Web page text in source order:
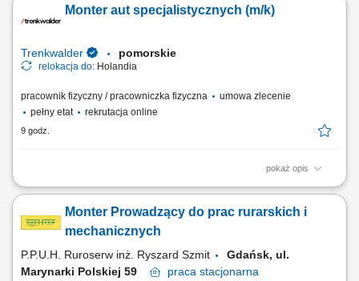
Mechanical assembly and installation of machines and industrial
equipment; Installation of mechanical components, steel structures,
Monter aut specjalistycznych (m/k)
Trenkwalder pomorskie
relokacja do: Holandia
pracownik fizyczny / pracowniczka fizyczna
umowa zlecenie
pełny etat
rekrutacja online
9 godz.
pokaż opis
Twoje zadania montaż oraz serwis zabudów specjalistycznych
zabudowach takich jak holowniki, dźwigi, najazdy oraz inne zabudowy
ciężarowe wykonywane pod indywidualne zamówienia, współpraca z
Monter Prowadzący do prac rurarskich i
mechanicznych
P.P.U.H. Ruroserw inż. Ryszard Szmit
Gdańsk, ul.
Marynarki Polskiej 59
praca stacjonarna